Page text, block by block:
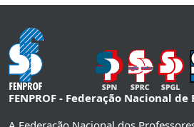
FENPROF - Federação Nacional de